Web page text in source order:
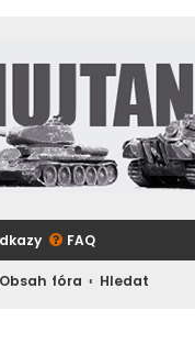
FAQ
Obsah fóra Hledat